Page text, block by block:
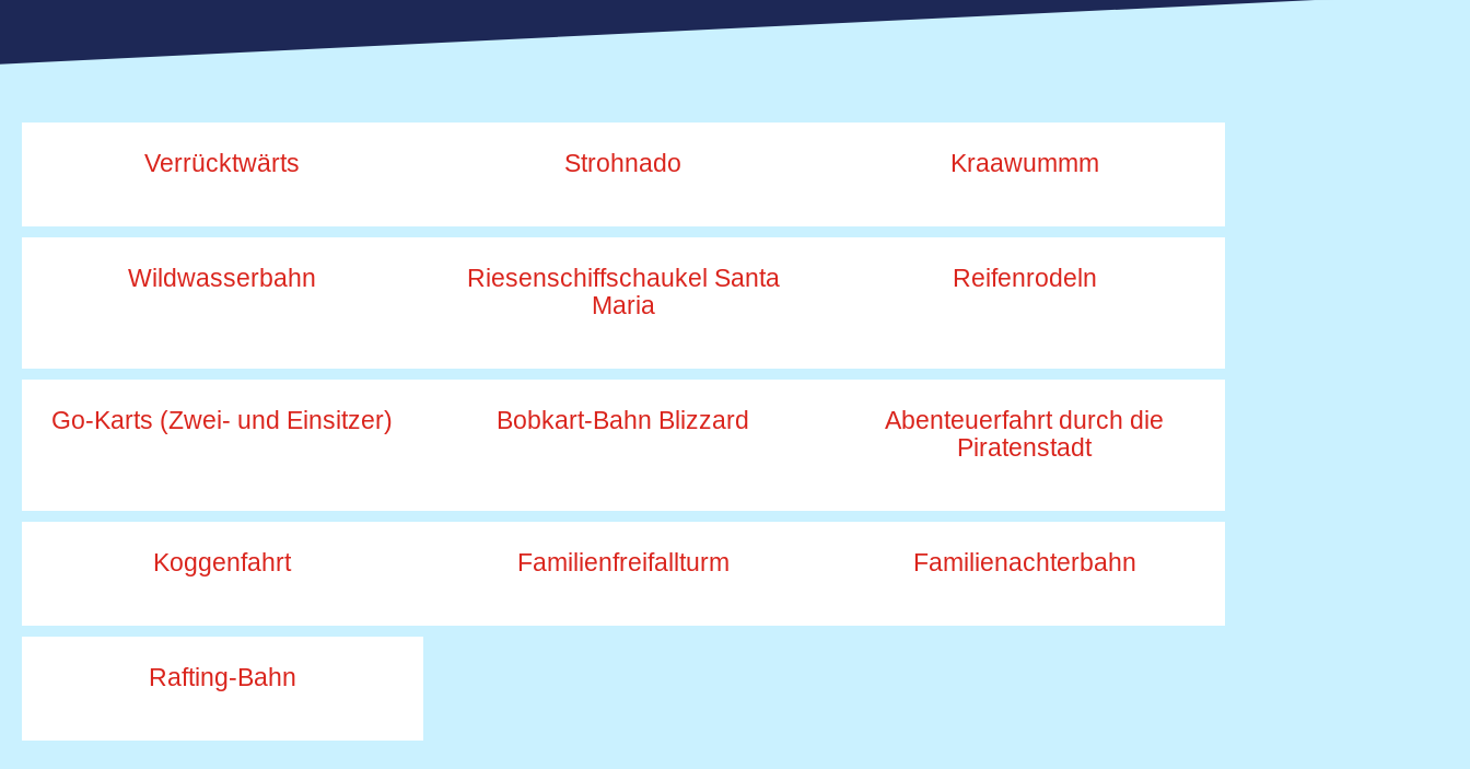
Verrücktwärts Strohnado Kraawummm
Wildwasserbahn
Riesenschiffschaukel Santa
Maria
Reifenrodeln
Go-Karts (Zwei- und Einsitzer) Bobkart-Bahn Blizzard
Abenteuerfahrt durch die
Piratenstadt
Koggenfahrt Familienfreifallturm Familien­achterbahn
Rafting-Bahn